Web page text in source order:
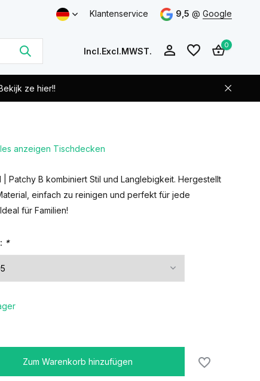
Klantenservice 9,5 @ Google
Incl.Excl.MWST.
anlegen
0
ze hier!!
anzeigen Tischdecken
| Patchy B kombiniert Stil und Langlebigkeit. Hergestellt
einfach zu reinigen und perfekt für jede
für Familien!
*
Zum Warenkorb hinzufügen